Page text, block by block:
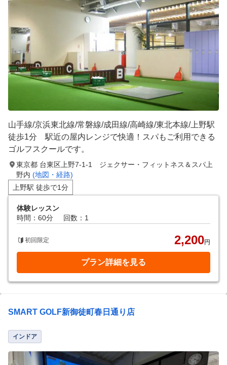
山手線/京浜東北線/常磐線/成田線/高崎線/東北本線/上野駅
徒歩1分 駅近の屋内レンジで快適！スパもご利用できる
ゴルフスクールです。
東京都 台東区上野7-1-1 ジェクサー・フィットネス＆スパ上
野内 (地図・経路)
上野駅 徒歩で1分
体験レッスン
時間：60分
回数：1
初回限定 2,200円
プラン詳細を見る
SMART GOLF新御徒町春日通り店
インドア